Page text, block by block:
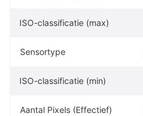
ISO-classificatie (max)
Sensortype
ISO-classificatie (min)
Aantal Pixels (Effectief)